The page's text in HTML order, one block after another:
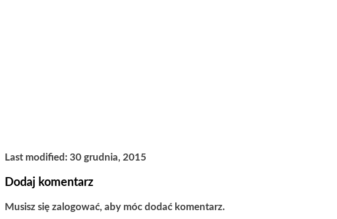
Last modified: 30 grudnia, 2015
Dodaj komentarz
Musisz się zalogować, aby móc dodać komentarz.